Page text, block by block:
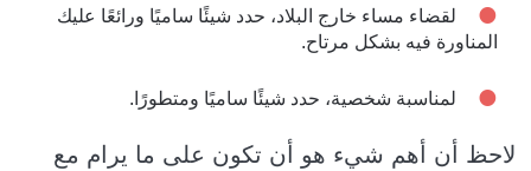
لقضاء مساء خارج البلاد، حدد شيئًا ساميًا ورائعًا عليك
المناورة فيه بشكل مرتاح.
لمناسبة شخصية، حدد شيئًا ساميًا ومتطورًا.
لاحظ أن أهم شيء هو أن تكون على ما يرام مع